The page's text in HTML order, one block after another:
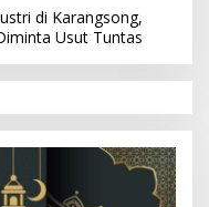
di Karangsong,
Usut Tuntas